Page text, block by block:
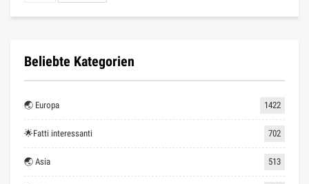
Beliebte Kategorien
🌏 Europa 1422
🌟Fatti interessanti 702
🌏 Asia 513